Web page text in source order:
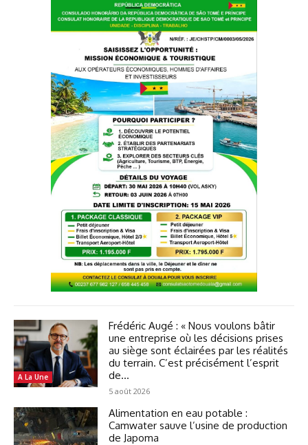
A La Une
Frédéric Augé : « Nous voulons bâtir
une entreprise où les décisions prises
au siège sont éclairées par les réalités
du terrain. C’est précisément l’esprit
de...
5 août 2026
Alimentation en eau potable :
Camwater sauve l’usine de production
de Japoma